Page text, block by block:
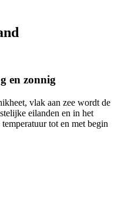
en zonnig
vlak aan zee wordt de
eilanden en in het
tot en met begin